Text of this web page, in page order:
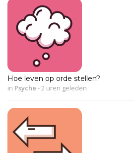
Hoe leven op orde stellen?
in Psyche -2 uren geleden